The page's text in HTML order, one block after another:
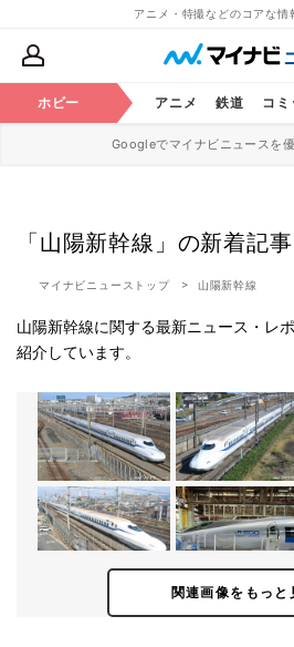
アニメ・特撮などのコアな情
ホビー アニメ 鉄道 コミ
Googleでマイナビニュースを
「山陽新幹線」の新着記事
マイナビニューストップ 山陽新幹線
山陽新幹線に関する最新ニュース・レ
紹介しています。
関連画像をもっと